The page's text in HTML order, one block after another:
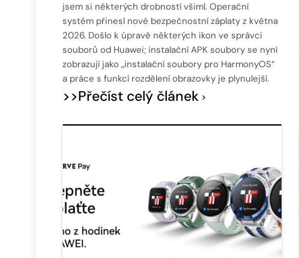
jsem si některých drobností všiml. Operační
systém přinesl nové bezpečnostní záplaty z května
2026. Došlo k úpravě některých ikon ve správci
souborů od Huawei; instalační APK soubory se nyní
zobrazují jako „instalační soubory pro HarmonyOS“
a práce s funkcí rozdělení obrazovky je plynulejší.
>>Přečíst celý článek